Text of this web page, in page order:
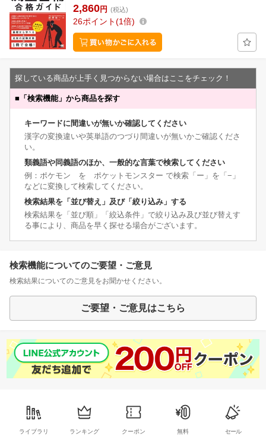
2,860円 (税込)
26ポイント 1倍
探している商品が上手く見つからない場合はここをチェック！
■ 「検索機能」から商品を探す
キーワードに間違いが無いか確認してください
漢字の変換違いや英単語のつづり間違いが無いかご確認くださ
い。
類義語や同義語のほか、一般的な言葉で検索してください
例：ポケモン を ポケットモンスター で検索「ー」を「−」
などに変換して検索してください。
検索結果を「並び替え」及び「絞り込み」する
検索結果を「並び順」「絞込条件」で絞り込み及び並び替えす
る事により、商品を早く探せる場合がございます。
検索機能についてのご要望・ご意見
検索結果についてのご意見をお聞かせください。
ご要望・ご意見はこちら
ライブラリ ランキング クーポン 無料 セール